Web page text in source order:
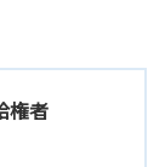
権者